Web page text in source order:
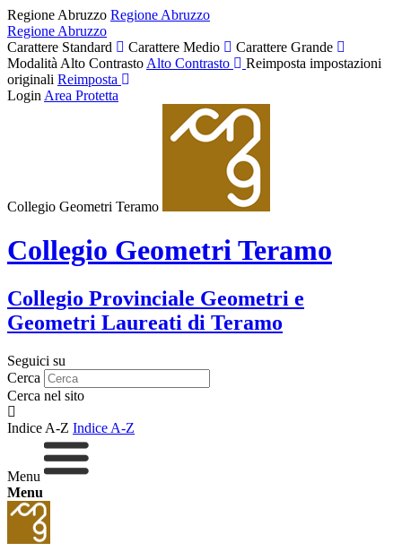
Regione Abruzzo Regione Abruzzo
Regione Abruzzo
Carattere Standard
Carattere Medio
Carattere Grande
Modalità Alto Contrasto Alto Contrasto
Reimposta impostazioni
originali Reimposta
Login Area Protetta
Collegio Geometri Teramo
Collegio Geometri Teramo
Collegio Provinciale Geometri e
Geometri Laureati di Teramo
Seguici su
Cerca
Cerca nel sito
Indice A-Z Indice A-Z
Menu
Menu